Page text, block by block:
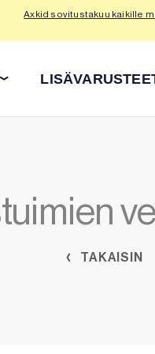
Axkid sovitustakuu kaikille
TAKAISIN